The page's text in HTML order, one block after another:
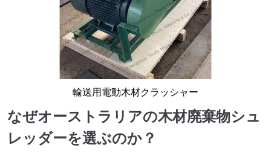
輸送用電動木材クラッシャー
なぜオーストラリアの木材廃棄物シュ
レッダーを選ぶのか？